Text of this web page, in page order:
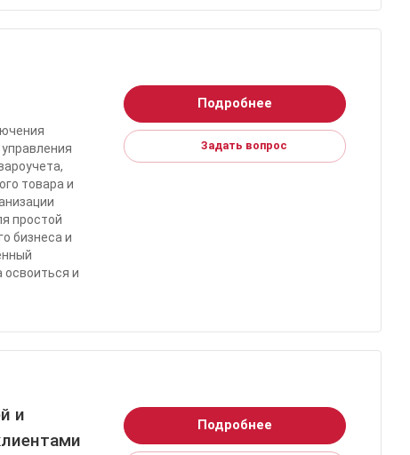
товара и
простой
бизнеса и
освоиться и
Подробнее
Задать вопрос
и
Подробнее